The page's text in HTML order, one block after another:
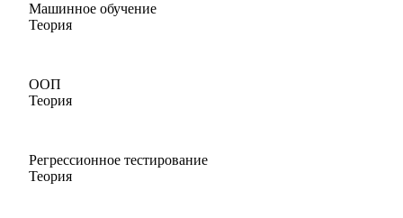
Машинное обучение
Теория
ООП
Теория
Регрессионное тестирование
Теория